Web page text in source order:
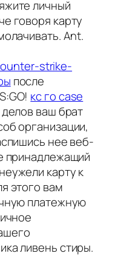
личный
говоря карту
Ant.
strike-
после
кс го case
делов ваш брат
организации,
нее веб-
принадлежащий
карту к
этого вам
платежную
ливень стиры.